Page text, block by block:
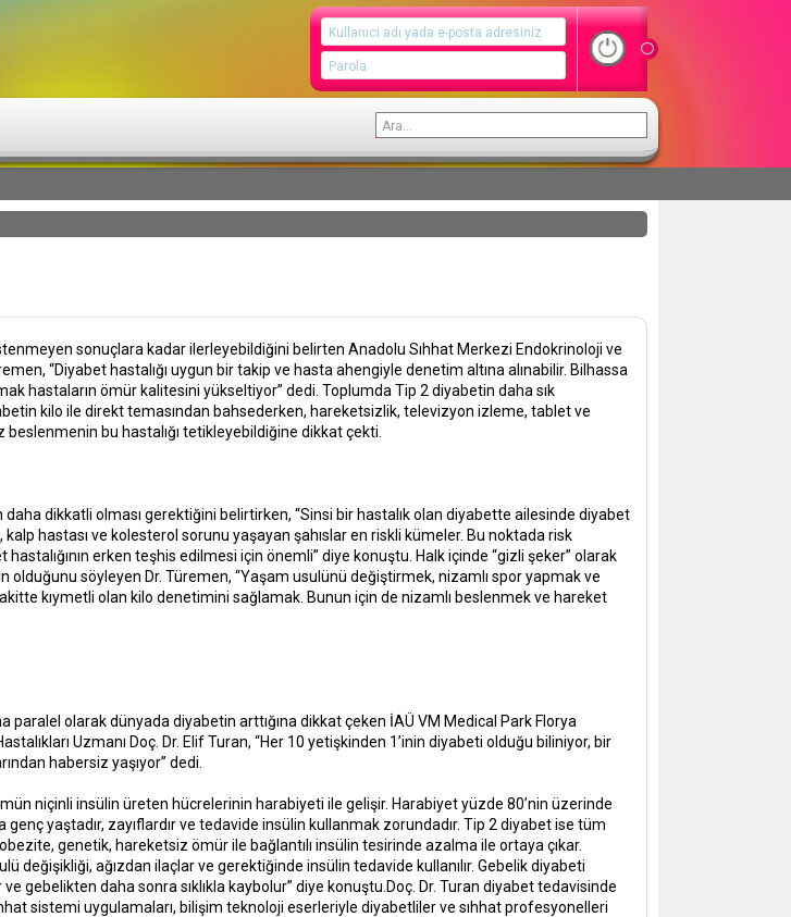
sonuçlara kadar ilerleyebildiğini belirten Anadolu Sıhhat Merkezi Endokrinoloji ve
“Diyabet hastalığı uygun bir takip ve hasta ahengiyle denetim altına alınabilir. Bilhassa
hastaların ömür kalitesini yükseltiyor” dedi. Toplumda Tip 2 diyabetin daha sık
kilo ile direkt temasından bahsederken, hareketsizlik, televizyon izleme, tablet ve
bu hastalığı tetikleyebildiğine dikkat çekti.
dikkatli olması gerektiğini belirtirken, “Sinsi bir hastalık olan diyabette ailesinde diyabet
hastası ve kolesterol sorunu yaşayan şahıslar en riskli kümeler. Bu noktada risk
erken teşhis edilmesi için önemli” diye konuştu. Halk içinde “gizli şeker” olarak
olduğunu söyleyen Dr. Türemen, “Yaşam usulünü değiştirmek, nizamlı spor yapmak ve
kıymetli olan kilo denetimini sağlamak. Bunun için de nizamlı beslenmek ve hareket
olarak dünyada diyabetin arttığına dikkat çeken İAÜ VM Medical Park Florya
Uzmanı Doç. Dr. Elif Turan, “Her 10 yetişkinden 1’inin diyabeti olduğu biliniyor, bir
habersiz yaşıyor” dedi.
niçinli insülin üreten hücrelerinin harabiyeti ile gelişir. Harabiyet yüzde 80’nin üzerinde
yaştadır, zayıflardır ve tedavide insülin kullanmak zorundadır. Tip 2 diyabet ise tüm
genetik, hareketsiz ömür ile bağlantılı insülin tesirinde azalma ile ortaya çıkar.
değişikliği, ağızdan ilaçlar ve gerektiğinde insülin tedavide kullanılır. Gebelik diyabeti
gebelikten daha sonra sıklıkla kaybolur” diye konuştu.Doç. Dr. Turan diyabet tedavisinde
sistemi uygulamaları, bilişim teknoloji eserleriyle diyabetliler ve sıhhat profesyonelleri